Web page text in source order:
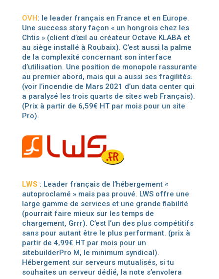
OVH : le leader français en France et en Europe.
Une success story façon « un hongrois chez les
Chtis » (client d’œil au créateur Octave KLABA et
au siège installé à Roubaix). C’est aussi la palme
de la complexité concernant son interface
d’utilisation. Une position de monopole rassurante
au premier abord, mais qui a aussi ses fragilités.
(voir l’incendie de Mars 2021 d’un data center qui
a paralysé les trois quarts de sites web Français).
(Prix à partir de 6,59€ HT par mois pour un site
Pro).
LWS : Leader français de l’hébergement «
autoproclamé » mais pas prouvé. LWS offre une
large gamme de services et une grande fiabilité
(pourrait faire mieux sur les temps de
chargement, Grrr). C’est l’un des plus compétitifs
sans pour autant être le plus performant. (prix à
partir de 4,99€ HT par mois pour un
sitebuilderPro M, le minimum syndical).
Hébergement sur serveurs mutualisés, si tu
souhaites un serveur dédié, la note s’envolera